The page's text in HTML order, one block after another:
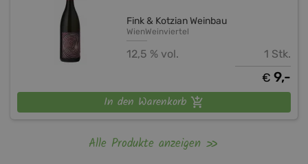
Fink & Kotzian Weinbau
WienWeinviertel
12,5 % vol. 1 Stk.
€ 9,-
In den Warenkorb
Alle Produkte anzeigen